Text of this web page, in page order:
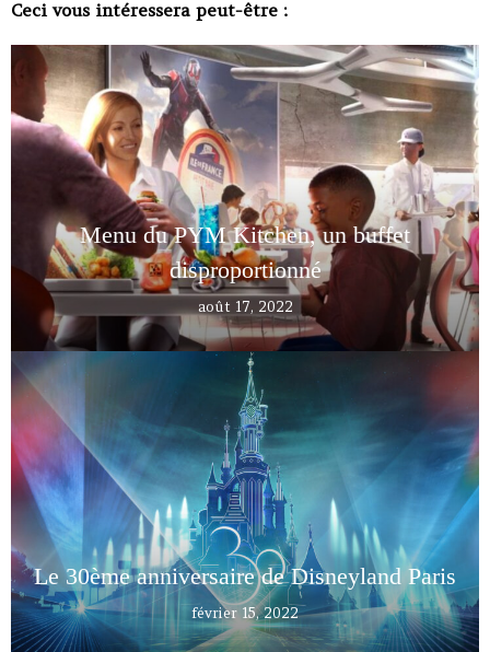
Ceci vous intéressera peut-être :
Menu du PYM Kitchen, un buffet
disproportionné
août 17, 2022
Le 30ème anniversaire de Disneyland Paris
février 15, 2022